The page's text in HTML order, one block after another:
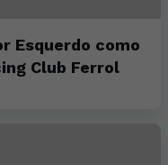
Esquerdo como
Club Ferrol